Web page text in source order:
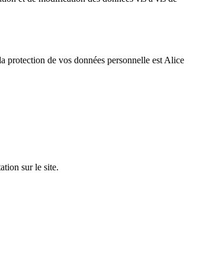
protection de vos données personnelle est Alice
sur le site.